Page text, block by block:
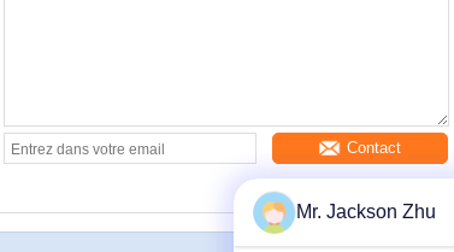
Contact
Mr. Jackson Zhu